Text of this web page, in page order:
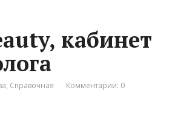
кабинет
, Справочная Комментарии: 0